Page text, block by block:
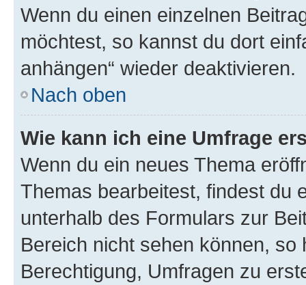
Wenn du einen einzelnen
möchtest, so kannst du dort
anhängen“ wieder deaktivieren.
Nach oben
Wie kann ich eine Umfrage
Wenn du ein neues Thema
Themas bearbeitest, findest du
unterhalb des Formulars zur
Bereich nicht sehen können,
Berechtigung, Umfragen zu